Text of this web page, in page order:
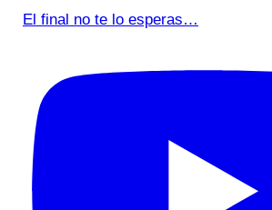
El final no te lo esperas…